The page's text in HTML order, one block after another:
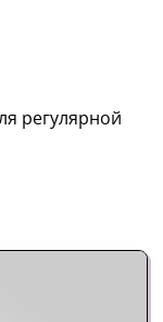
регулярной